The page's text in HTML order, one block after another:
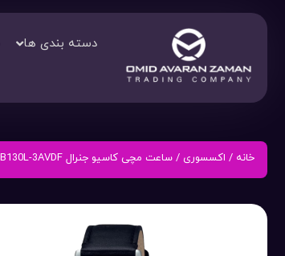
دسته بندی ها
خانه / اکسسوری / ساعت مچی کاسیو جنرال MTP-B130L-3AVDF